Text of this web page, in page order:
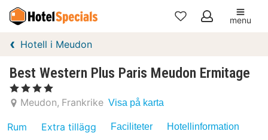
Mina
menu
Hotell i Meudon
Best Western Plus Paris Meudon Ermitage
, 4 Stjärnor
Meudon Frankrike Visa på karta
Rum Extra tillägg Faciliteter Hotellinformation